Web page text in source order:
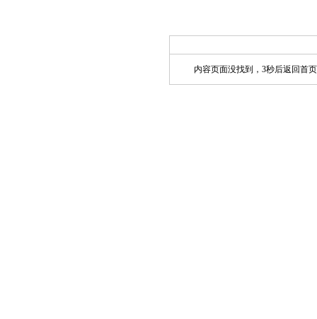
内容页面没找到，3秒后返回首